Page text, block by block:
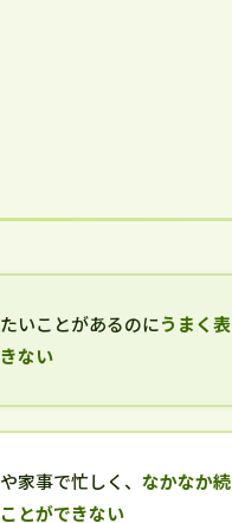
いことがあるのにうまく表
ない
家事で忙しく、なかなか続
とができない